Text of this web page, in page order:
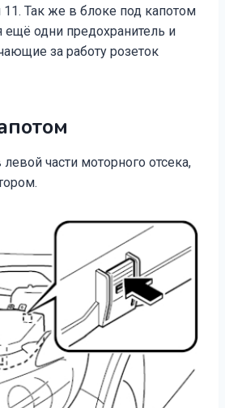
Так же в блоке под капотом
ещё одни предохранитель и
за работу розеток
левой части моторного отсека,